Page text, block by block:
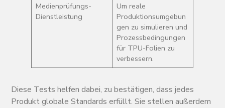
Medienprüfungs-
Dienstleistung
Um reale
Produktionsumgebun
gen zu simulieren und
Prozessbedingungen
für TPU-Folien zu
verbessern.
Diese Tests helfen dabei, zu bestätigen, dass jedes
Produkt globale Standards erfüllt. Sie stellen außerdem